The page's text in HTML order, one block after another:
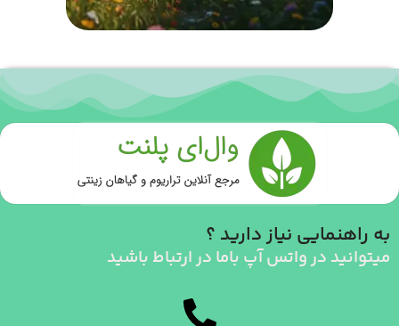
به راهنمایی نیاز دارید ؟
میتوانید در واتس آپ باما در ارتباط باشید